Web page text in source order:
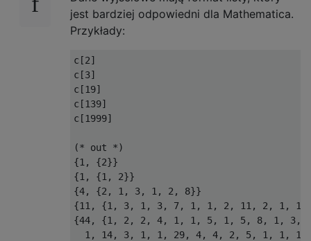
jest bardziej odpowiedni dla Mathematica.
Przykłady:
c[2]
c[3]
c[19]
c[139]
c[1999]
(* out *)
{1, {2}}
{1, {1, 2}}
{4, {2, 1, 3, 1, 2, 8}}
{11, {1, 3, 1, 3, 7, 1, 1, 2, 11, 2, 1,
{44, {1, 2, 2, 4, 1, 1, 5, 1, 5, 8, 1,
1, 14, 3, 1, 1, 29, 4, 4, 2, 5, 1, 1,